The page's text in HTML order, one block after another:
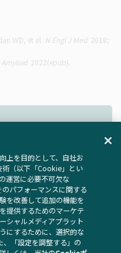
WD, et al. N Engl J Med. 2018;
Amyloid. 2022(epub).
四量体安定化剤
上を目的として、自社お
（以下「Cookie」とい
運営に必要不可欠な
パフォーマンスに関する
を改善して追加の機能を
提供するためのマーケテ
シャルメディアプラット
にするために、選択的な
「設定を調整する」 の